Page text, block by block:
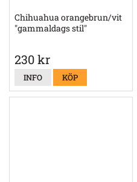
Chihuahua orangebrun/vit
"gammaldags stil"
230 kr
INFO KÖP